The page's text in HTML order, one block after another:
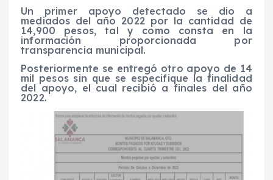
Un primer apoyo detectado se dio a
mediados del año 2022 por la cantidad de
14,900 pesos, tal y como consta en la
información proporcionada por
transparencia municipal.
Posteriormente se entregó otro apoyo de 14
mil pesos sin que se especifique la finalidad
del apoyo, el cual recibió a finales del año
2022.